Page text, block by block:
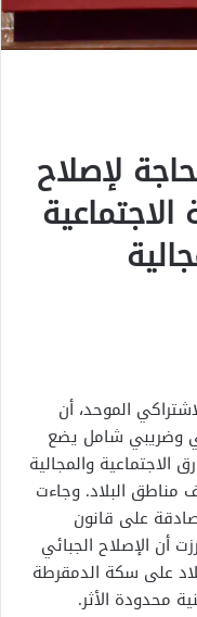
لإصلاح
الموحد، أن
وضريبي شامل يضع
والمجالية
مناطق البلاد. وجاءت
على قانون
أن الإصلاح الجبائي
على سكة الدمقرطة
محدودة الأثر.